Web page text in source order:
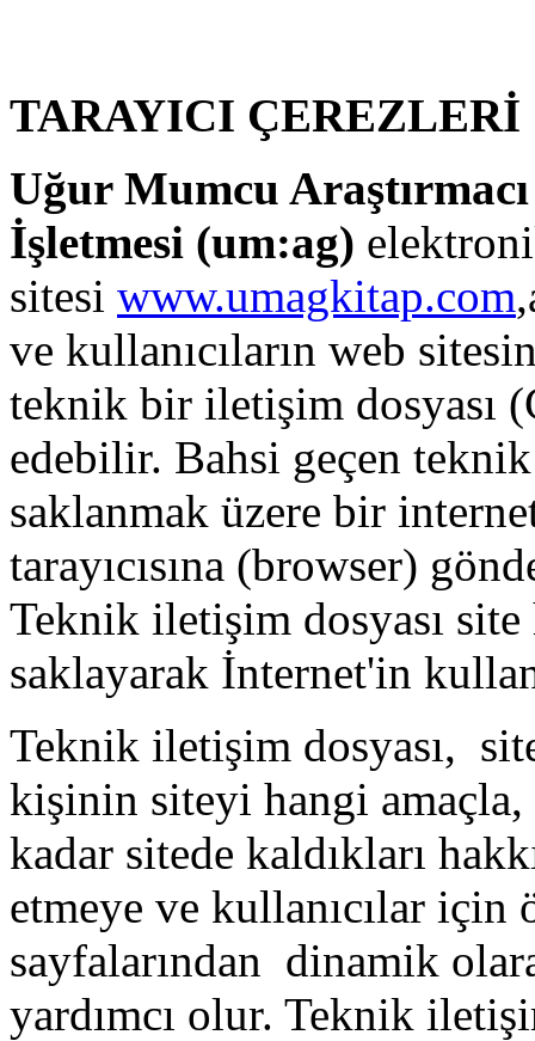
TARAYICI ÇEREZLERİ
Uğur Mumcu
İşletmesi (um:ag)
sitesi www.umagkitap.com
ve kullanıcıların web
teknik bir iletişim dosyası
edebilir. Bahsi geçen
saklanmak üzere bir
tarayıcısına (browser)
Teknik iletişim dosyası
saklayarak İnternet'in
Teknik iletişim dosyası,
kişinin siteyi hangi
kadar sitede kaldıkları
etmeye ve kullanıcılar için
sayfalarından dinamik
yardımcı olur. Teknik